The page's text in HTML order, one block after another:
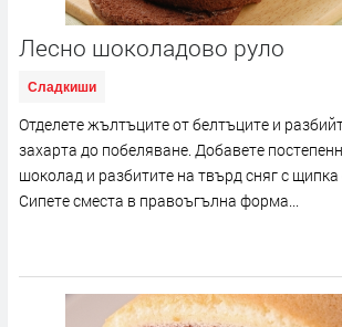
Лесно шоколадово руло
Сладкиши
Отделете жълтъците от белтъците и
захарта до побеляване. Добавете
шоколад и разбитите на твърд сняг с
Сипете сместа в правоъгълна форма...